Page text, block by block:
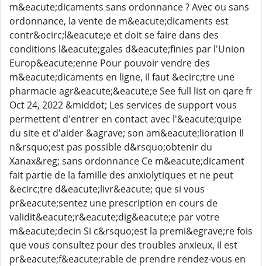
m&eacute;dicaments sans ordonnance ? Avec ou sans
ordonnance, la vente de m&eacute;dicaments est
contr&ocirc;l&eacute;e et doit se faire dans des
conditions l&eacute;gales d&eacute;finies par l'Union
Europ&eacute;enne Pour pouvoir vendre des
m&eacute;dicaments en ligne, il faut &ecirc;tre une
pharmacie agr&eacute;&eacute;e See full list on qare fr
Oct 24, 2022 &middot; Les services de support vous
permettent d'entrer en contact avec l'&eacute;quipe
du site et d'aider &agrave; son am&eacute;lioration Il
n&rsquo;est pas possible d&rsquo;obtenir du
Xanax&reg; sans ordonnance Ce m&eacute;dicament
fait partie de la famille des anxiolytiques et ne peut
&ecirc;tre d&eacute;livr&eacute; que si vous
pr&eacute;sentez une prescription en cours de
validit&eacute;r&eacute;dig&eacute;e par votre
m&eacute;decin Si c&rsquo;est la premi&egrave;re fois
que vous consultez pour des troubles anxieux, il est
pr&eacute;f&eacute;rable de prendre rendez-vous en